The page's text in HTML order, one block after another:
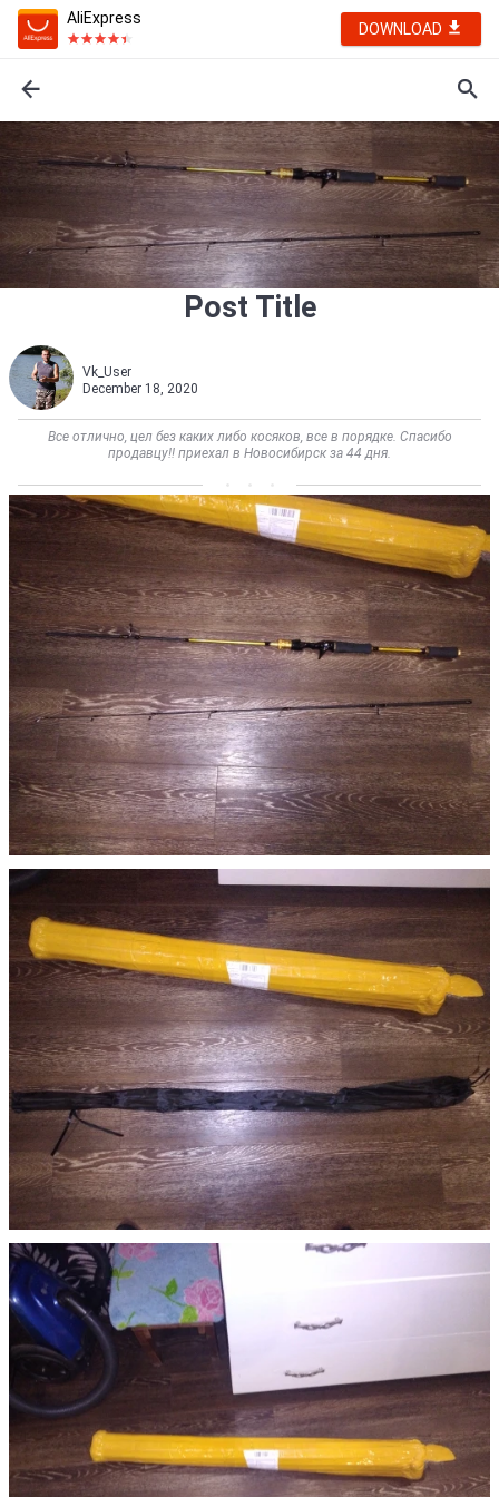
AliExpress
DOWNLOAD
Post Title
Vk_User
December 18, 2020
Все отлично, цел без каких либо косяков, все в порядке. Спасибо
продавцу!! приехал в Новосибирск за 44 дня.        